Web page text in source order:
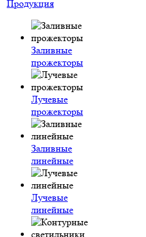
Продукция
Заливные
прожекторы
Лучевые
прожекторы
Заливные
линейные
Лучевые
линейные